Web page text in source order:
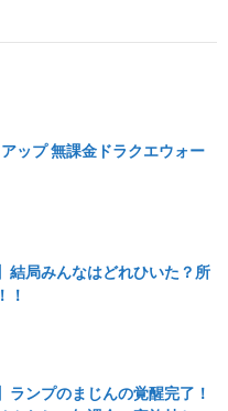
ップ 無課金ドラクエウォー
結局みんなはどれひいた？所
！
ランプのまじんの覚醒完了！